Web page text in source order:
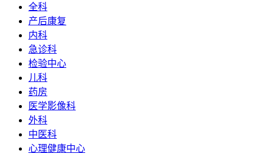
全科
产后康复
内科
急诊科
检验中心
儿科
药房
医学影像科
外科
中医科
心理健康中心